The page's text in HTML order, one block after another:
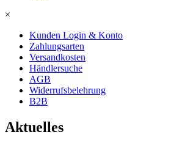
×
Kunden Login & Konto
Zahlungsarten
Versandkosten
Händlersuche
AGB
Widerrufsbelehrung
B2B
Aktuelles